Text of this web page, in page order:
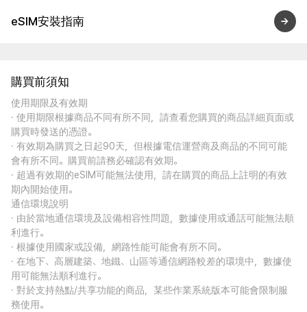
eSIM安裝指南
購買前須知
使用期限及有效期
· 使用期限根據商品不同有所不同，請查看您購買的商品詳細頁面或
購買時發送的憑證。
· 有效期為購買之日起90天，但根據電信運營商及商品的不同可能
會有所不同。購買前請務必確認有效期。
· 超過有效期的eSIM可能無法使用，請在購買的商品上註明的有效
期內開始使用。
通信環境說明
· 由於當地通信環境及設備相容性問題，數據使用或通話可能無法順
利進行。
· 根據使用國家或設備，網路性能可能會有所不同。
· 在地下、高層建築、地鐵、山區等通信網路較差的環境中，數據使
用可能無法順利進行。
· 對於支持熱點/共享功能的商品，某些作業系統版本可能會限制服
務使用。